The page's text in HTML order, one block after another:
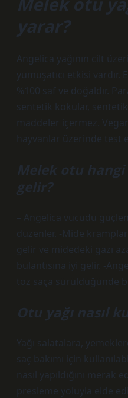
yarar?
Angelica yağının cilt
yumuşatıcı etkisi vardır.
%100 saf ve doğaldır.
sentetik kokular,
maddeler içermez.
hayvanlar üzerinde test
Melek otu
gelir?
– Angelica vücudu
düzenler. -Mide
gelir ve midedeki gazı
bulantısına iyi gelir. -
toz saça sürüldüğünde
Otu yağı nasıl
Yağı salatalara,
saç bakımı için
nasıl yapıldığını
presleme yoluyla elde